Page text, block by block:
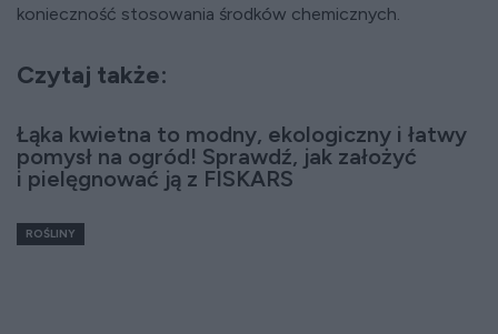
konieczność stosowania środków chemicznych.
Czytaj także:
Łąka kwietna to modny, ekologiczny i łatwy
pomysł na ogród! Sprawdź, jak założyć
i pielęgnować ją z FISKARS
ROŚLINY